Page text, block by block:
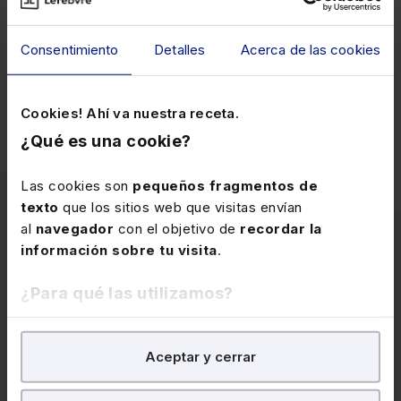
Consentimiento Detalles Acerca de las cookies
Cookies! Ahí va nuestra receta.
¿Qué es una cookie?
Las cookies son pequeños fragmentos de
texto que los sitios web que visitas envían
al navegador con el objetivo de recordar la
información sobre tu visita.
¿Para qué las utilizamos?
En Lefebvre utilizamos las cookies confines
para tratar demejorar tu experiencia
nuestra página web. También con fines publicitarios,
Aceptar y cerrar
Inscripción online a
la jornada
Artículos